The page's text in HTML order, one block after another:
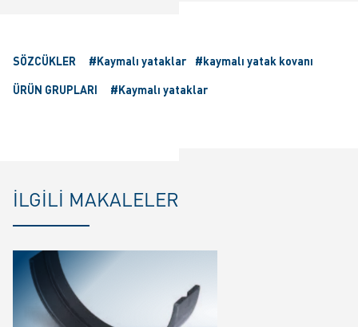
SÖZCÜKLER #Kaymalı yataklar
#kaymalı yatak kovanı
ÜRÜN GRUPLARI
#Kaymalı yataklar
İLGILI MAKALELER